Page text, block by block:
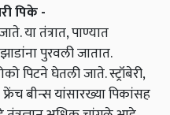
पिके -
या तंत्रात, पाण्यात
पुरवली जातात.
पिटने घेतली जाते. स्ट्रॉबेरी,
बीन्स यांसारख्या पिकांसह